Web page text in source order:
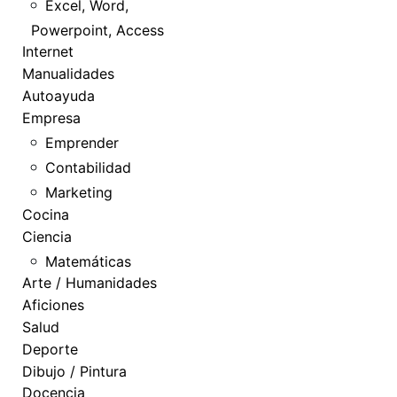
Excel, Word,
Powerpoint, Access
Internet
Manualidades
Autoayuda
Empresa
Emprender
Contabilidad
Marketing
Cocina
Ciencia
Matemáticas
Arte / Humanidades
Aficiones
Salud
Deporte
Dibujo / Pintura
Docencia